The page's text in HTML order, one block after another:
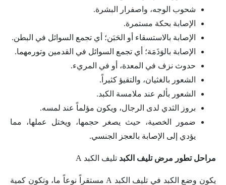
شحوب الوجه، واصفرار البشرة.
الإصابة بحكة مستمرة.
الإصابة بالاستسقاء أو الحَبَن؛ أي تجمع السوائل في البطن.
الإصابة بالوَذَمَة؛ أي تجمع السوائل في القدمين وتورمهما.
حدوث نزف في المعدة، أو في المريء.
الشعور بالغثيان، والتقيؤ كثيراً.
الشعور بألم عند ملامسة الكبد.
بروز الثدي لدى الرجال، ويكون مؤلماً عند لمسه.
ضمور الخصية، حيث يصغر حجمها، ويختل عملها، مما
يؤدي إلى الإصابة بالعجز الجنسي.
مراحل تطور مرض تليف الكبد تليف الكبد A
يكون وضع الكبد في تليف الكبد A مستقراً نوعاً ما، وتكون كمية